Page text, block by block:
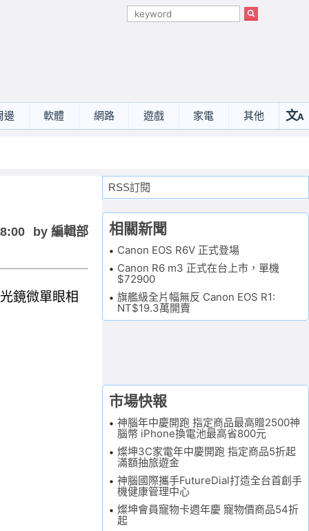
邊 軟體 網路 遊戲 家電 其他 文A
by 編輯部
鏡微單眼相
RSS訂閱
相關新聞
Canon EOS R6V 正式登場
Canon R6 m3 正式在台上市，單機
$72900
旗艦級全片幅無反 Canon EOS R1:
NT$19.3萬開賣
市場快報
神腦年中慶開跑 指定商品最高贈2500神
腦幣 iPhone換電池最高省800元
燦坤3C家電年中慶開跑 指定商品5折起
滿額抽旅遊金
神腦國際攜手FutureDial打造全台首創手
機健康管理中心
燦坤會員寵物卡週年慶 寵物價商品54折
起